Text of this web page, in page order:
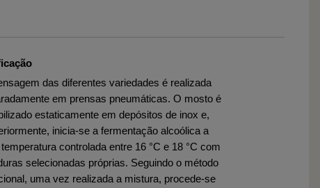
das diferentes variedades é realizada
em prensas pneumáticas. O mosto é
estaticamente em depósitos de inox e,
inicia-se a fermentação alcoólica a
controlada entre 16 °C e 18 °C com
selecionadas próprias. Seguindo o método
uma vez realizada a mistura, procede-se